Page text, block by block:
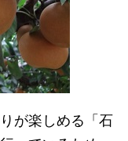
が楽しめる「石